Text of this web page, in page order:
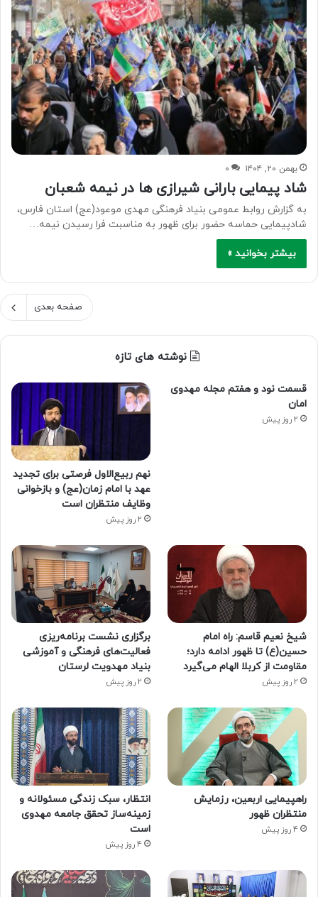
بهمن ۲۰, ۱۴۰۴ ۰
شاد پیمایی بارانی شیرازی ها در نیمه شعبان
به گزارش روابط عمومی بنیاد فرهنگی مهدی موعود(عج) استان فارس،
شادپیمایی حماسه حضور برای ظهور به مناسبت فرا رسیدن نیمه…
بیشتر بخوانید »
صفحه بعدی
نوشته های تازه
قسمت نود و هفتم مجله مهدوی
امان
2 روز پیش
نهم ربیع‌الاول فرصتی برای تجدید
عهد با امام زمان(عج) و بازخوانی
وظایف منتظران است
2 روز پیش
شیخ نعیم قاسم: راه امام
حسین(ع) تا ظهور ادامه دارد؛
مقاومت از کربلا الهام می‌گیرد
2 روز پیش
برگزاری نشست برنامه‌ریزی
فعالیت‌های فرهنگی و آموزشی
بنیاد مهدویت لرستان
2 روز پیش
راهپیمایی اربعین، رزمایش
منتظران ظهور
4 روز پیش
انتظار، سبک زندگی مسئولانه و
زمینه‌ساز تحقق جامعه مهدوی
است
4 روز پیش